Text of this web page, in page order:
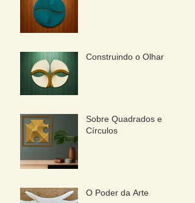
Construindo o Olhar
Sobre Quadrados e
Círculos
O Poder da Arte